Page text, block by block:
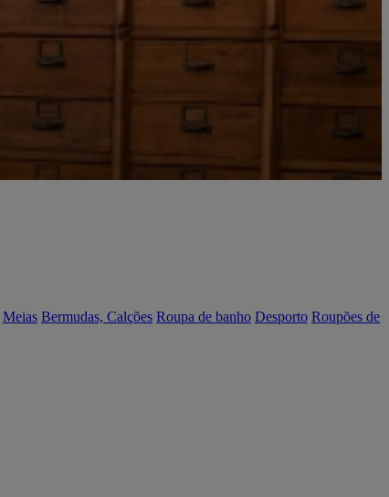
Meias Bermudas, Calções Roupa de banho Desporto Roupões de